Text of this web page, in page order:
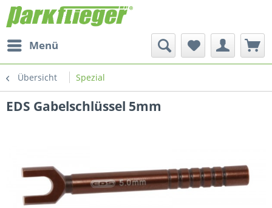
Menü
Übersicht Spezial
EDS Gabelschlüssel 5mm